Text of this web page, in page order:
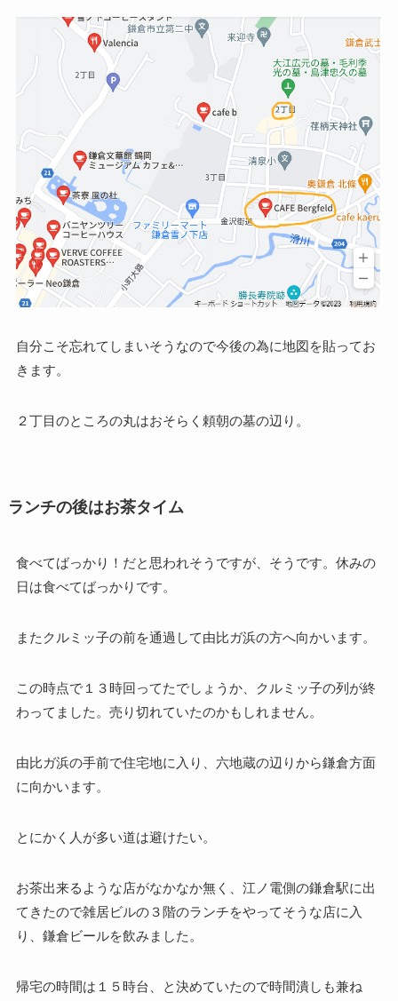
自分こそ忘れてしまいそうなので今後の為に地図を貼ってお
きます。
２丁目のところの丸はおそらく頼朝の墓の辺り。
ランチの後はお茶タイム
食べてばっかり！だと思われそうですが、そうです。休みの
日は食べてばっかりです。
またクルミッ子の前を通過して由比ガ浜の方へ向かいます。
この時点で１３時回ってたでしょうか、クルミッ子の列が終
わってました。売り切れていたのかもしれません。
由比ガ浜の手前で住宅地に入り、六地蔵の辺りから鎌倉方面
に向かいます。
とにかく人が多い道は避けたい。
お茶出来るような店がなかなか無く、江ノ電側の鎌倉駅に出
てきたので雑居ビルの３階のランチをやってそうな店に入
り、鎌倉ビールを飲みました。
帰宅の時間は１５時台、と決めていたので時間潰しも兼ね